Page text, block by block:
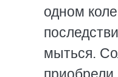
одном
мыться.